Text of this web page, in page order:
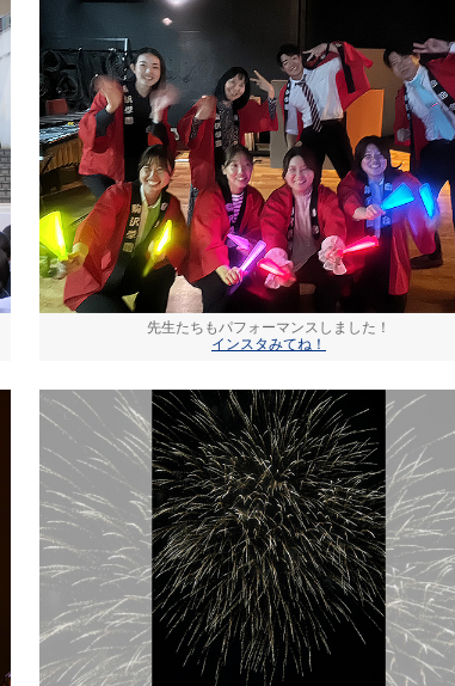
先生たちもパフォーマンスしました！
インスタみてね！